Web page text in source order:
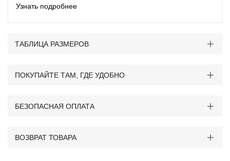
Узнать подробнее
ТАБЛИЦА РАЗМЕРОВ
ПОКУПАЙТЕ ТАМ, ГДЕ УДОБНО
БЕЗОПАСНАЯ ОПЛАТА
ВОЗВРАТ ТОВАРА